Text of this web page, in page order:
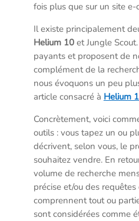
fois plus que sur un site
Il existe principalement
Helium 10et Jungle
payants et proposent de
complément de la
nous évoquons un peu
article consacré à Helium
Concrètement, voici
outils : vous tapez un ou
décrivent, selon vous, le
souhaitez vendre. En
volume de recherche
précise et/ou des requêtes
comprennent tout ou
sont considérées comme